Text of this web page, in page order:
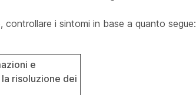
i sintomi in base a quanto segue:
e
risoluzione dei